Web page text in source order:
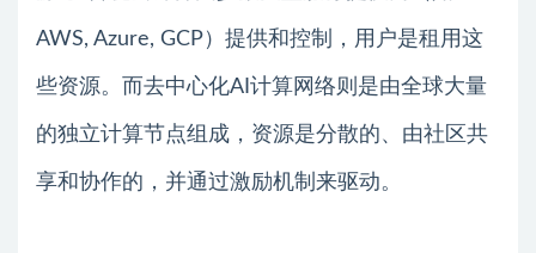
AWS, Azure, GCP）提供和控制，用户是租用这
些资源。而去中心化AI计算网络则是由全球大量
的独立计算节点组成，资源是分散的、由社区共
享和协作的，并通过激励机制来驱动。